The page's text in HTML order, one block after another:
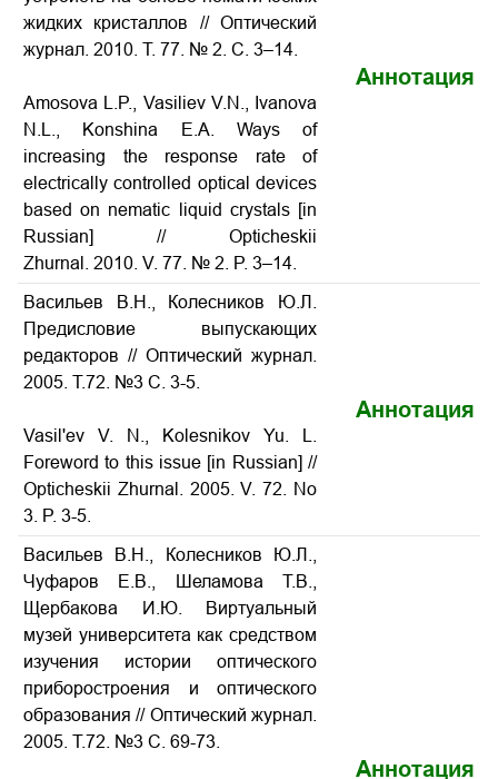
жидких кристаллов // Оптический
журнал. 2010. Т. 77. № 2. С. 3–14.
Amosova L.P., Vasiliev V.N., Ivanova
N.L., Konshina E.A. Ways of
increasing the response rate of
electrically controlled optical devices
based on nematic liquid crystals [in
Russian] // Opticheskii
Zhurnal. 2010. V. 77. № 2. P. 3–14.
Аннотация
Васильев В.Н., Колесников Ю.Л.
Предисловие выпускающих
редакторов // Оптический журнал.
2005. Т.72. №3 С. 3-5.
Vasil'ev V. N., Kolesnikov Yu. L.
Foreword to this issue [in Russian] //
Opticheskii Zhurnal. 2005. V. 72. No
3. P. 3-5.
Аннотация
Васильев B.Н., Колесников Ю.Л.,
Чуфаров E.B., Шеламова T.B.,
Щербакова И.Ю. Виртуальный
музей университета как средством
изучения истории оптического
приборостроения и оптического
образования // Оптический журнал.
2005. Т.72. №3 С. 69-73.
Аннотация